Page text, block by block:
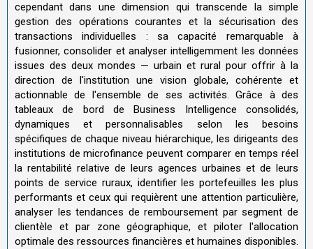
cependant dans une dimension qui transcende la simple
gestion des opérations courantes et la sécurisation des
transactions individuelles : sa capacité remarquable à
fusionner, consolider et analyser intelligemment les données
issues des deux mondes — urbain et rural pour offrir à la
direction de l'institution une vision globale, cohérente et
actionnable de l'ensemble de ses activités. Grâce à des
tableaux de bord de Business Intelligence consolidés,
dynamiques et personnalisables selon les besoins
spécifiques de chaque niveau hiérarchique, les dirigeants des
institutions de microfinance peuvent comparer en temps réel
la rentabilité relative de leurs agences urbaines et de leurs
points de service ruraux, identifier les portefeuilles les plus
performants et ceux qui requièrent une attention particulière,
analyser les tendances de remboursement par segment de
clientèle et par zone géographique, et piloter l'allocation
optimale des ressources financières et humaines disponibles.